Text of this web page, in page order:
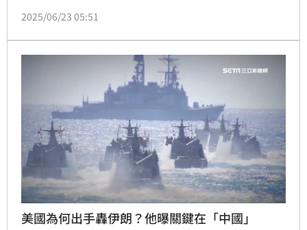
架B-2轟炸機主導，共動用超過125架軍機，且也首次
Penetrator），整個過程伊朗毫無所覺。資深媒體人周
玉蔻就直言，美國此舉也是一舉摧毀藍白在台灣幫腔中
共散播的親中「疑美論」！
2025/06/23 05:51
美國為何出手轟伊朗？他曝關鍵在「中國」